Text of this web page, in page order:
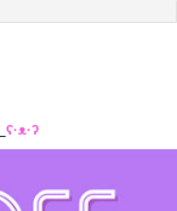
ʕ·ᴥ·ʔ